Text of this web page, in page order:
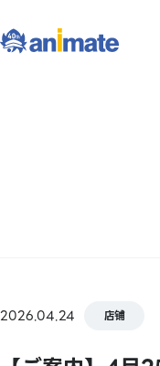
2026.04.24 店铺